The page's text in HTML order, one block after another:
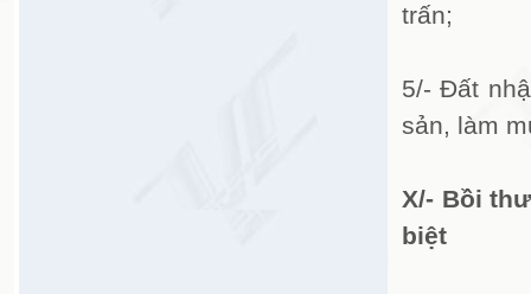
trấn;
5/- Đất
sản, làm
X/- Bồi
biệt